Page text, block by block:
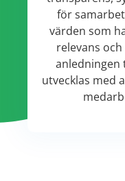
för
värden som
relevans
anledningen
utvecklas med